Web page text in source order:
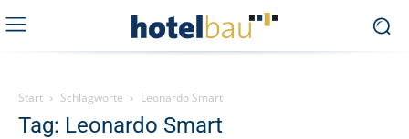
Start Schlagworte Leonardo Smart
Tag: Leonardo Smart